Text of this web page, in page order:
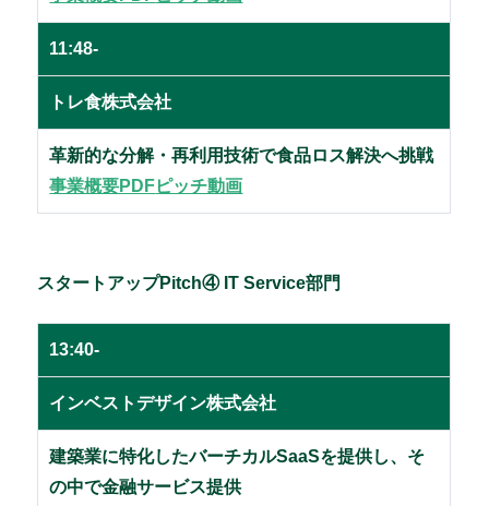
11:48-
トレ食株式会社
革新的な分解・再利用技術で食品ロス解決へ挑戦
事業概要PDFピッチ動画
スタートアップPitch④ IT Service部門
13:40-
インベストデザイン株式会社
建築業に特化したバーチカルSaaSを提供し、そ
の中で金融サービス提供